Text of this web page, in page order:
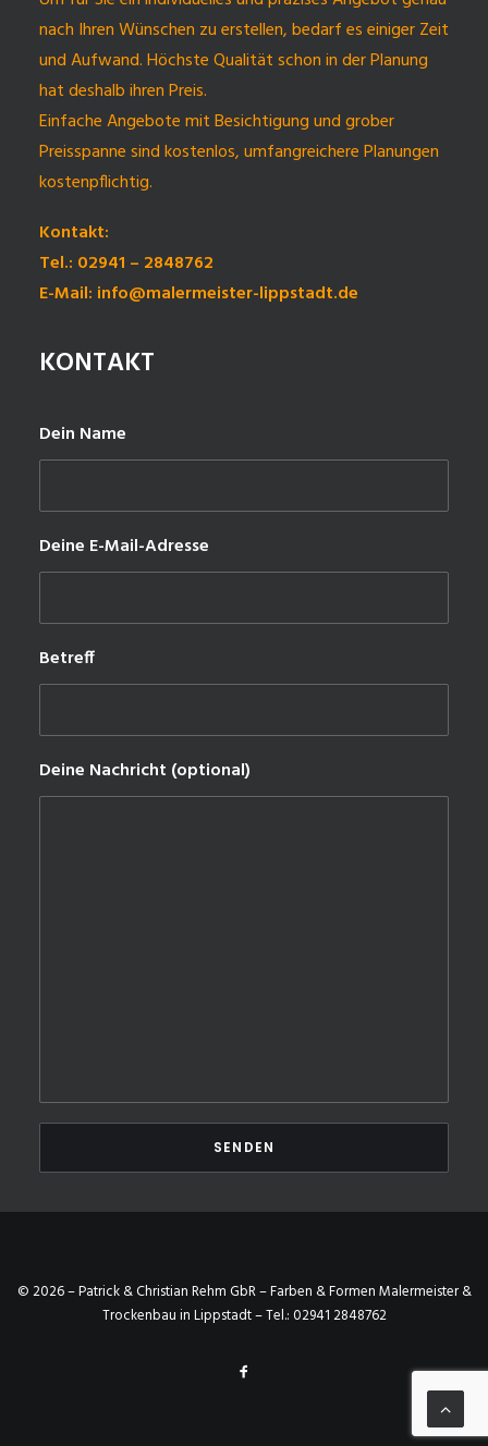
nach Ihren Wünschen zu erstellen, bedarf es einiger Zeit
und Aufwand. Höchste Qualität schon in der Planung
hat deshalb ihren Preis.
Einfache Angebote mit Besichtigung und grober
Preisspanne sind kostenlos, umfangreichere Planungen
kostenpflichtig.
Kontakt:
Tel.: 02941 – 2848762
E-Mail: info@malermeister-lippstadt.de
KONTAKT
Dein Name
Deine E-Mail-Adresse
Betreff
Deine Nachricht (optional)
© 2026 – Patrick & Christian Rehm GbR – Farben & Formen Malermeister &
Trockenbau in Lippstadt – Tel.: 02941 2848762